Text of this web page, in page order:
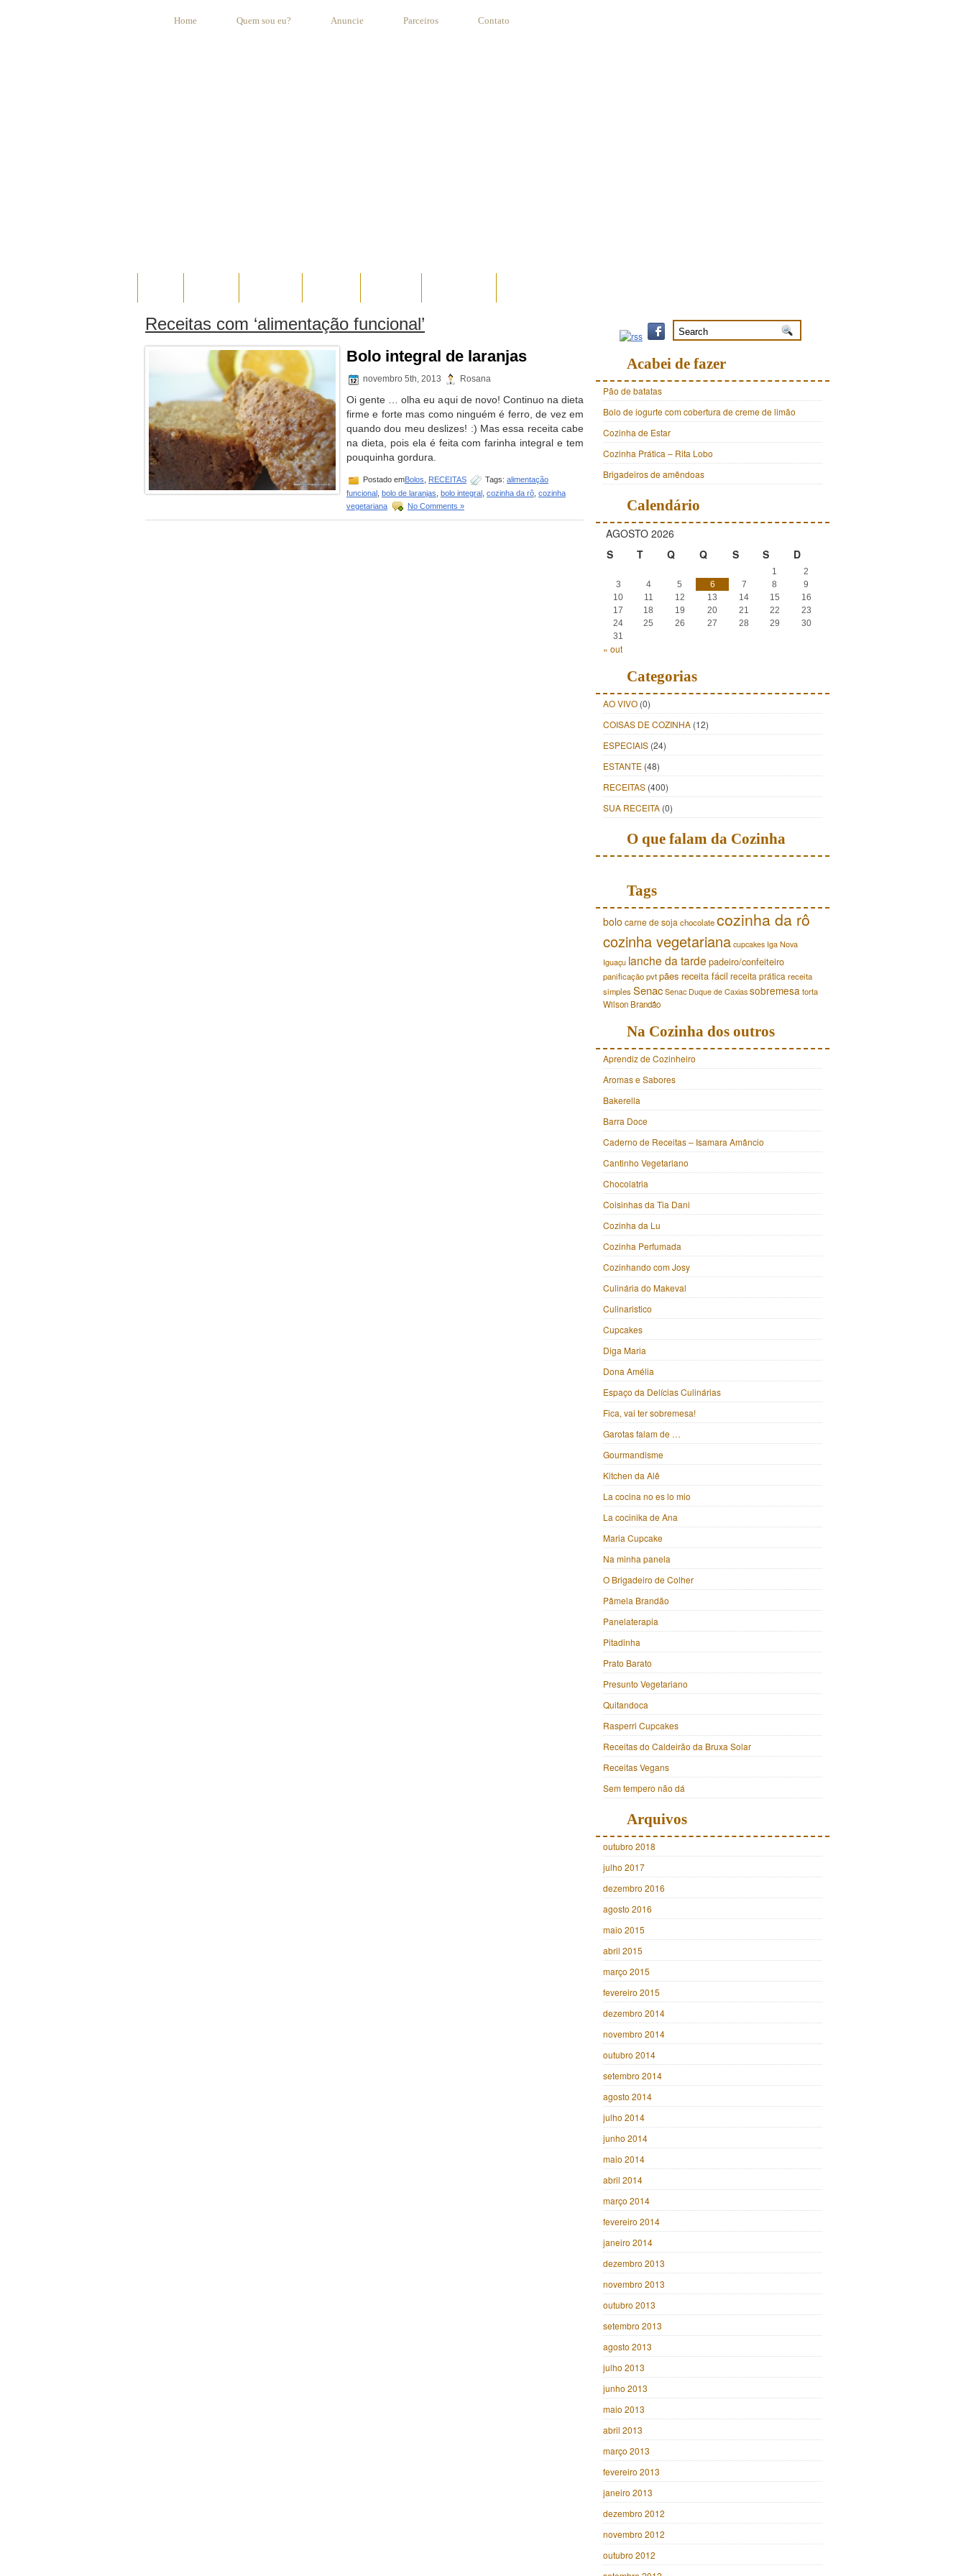
Home Quem sou eu? Anuncie Parceiros Contato
Receitas com ‘alimentação funcional’
Bolo integral de laranjas
novembro 5th, 2013 Rosana
Oi gente … olha eu aqui de novo! Continuo na dieta
firme e forte mas como ninguém é ferro, de vez em
quando dou meu deslizes! :) Mas essa receita cabe
na dieta, pois ela é feita com farinha integral e tem
pouquinha gordura.
Postado emBolos RECEITAS Tags: alimentação
funcional bolo de laranjas bolo integral cozinha da rô cozinha
vegetariana
No Comments »
Acabei de fazer
Pão de batatas
Bolo de iogurte com cobertura de creme de limão
Cozinha de Estar
Cozinha Prática – Rita Lobo
Brigadeiros de amêndoas
Calendário
AGOSTO 2026
S
T Q Q S S D
1
2
3
4 5 6 7 8
9
10
11 12 13 14 15
16
17
18 19 20 21 22
23
24
25 26 27 28 29
30
31
« out
Categorias
AO VIVO (0)
COISAS DE COZINHA (12)
ESPECIAIS (24)
ESTANTE (48)
RECEITAS (400)
SUA RECEITA (0)
O que falam da Cozinha
Tags
bolo carne de soja chocolatecozinha da rô
cozinha vegetariana cupcakes Iga Nova
Iguaçu lanche da tarde padeiro/confeiteiro
panificaçãopvtpães receita fácil receita prática receita
simplesSenac Senac Duque de Caxias sobremesatorta
Wilson Brandão
Na Cozinha dos outros
Aprendiz de Cozinheiro
Aromas e Sabores
Bakerella
Barra Doce
Caderno de Receitas – Isamara Amâncio
Cantinho Vegetariano
Chocolatria
Coisinhas da Tia Dani
Cozinha da Lu
Cozinha Perfumada
Cozinhando com Josy
Culinária do Makeval
Culinaristico
Cupcakes
Diga Maria
Dona Amélia
Espaço da Delícias Culinárias
Fica, vai ter sobremesa!
Garotas falam de …
Gourmandisme
Kitchen da Alê
La cocina no es lo mio
La cocinika de Ana
Maria Cupcake
Na minha panela
O Brigadeiro de Colher
Pâmela Brandão
Panelaterapia
Pitadinha
Prato Barato
Presunto Vegetariano
Quitandoca
Rasperri Cupcakes
Receitas do Caldeirão da Bruxa Solar
Receitas Vegans
Sem tempero não dá
Arquivos
outubro 2018
julho 2017
dezembro 2016
agosto 2016
maio 2015
abril 2015
março 2015
fevereiro 2015
dezembro 2014
novembro 2014
outubro 2014
setembro 2014
agosto 2014
julho 2014
junho 2014
maio 2014
abril 2014
março 2014
fevereiro 2014
janeiro 2014
dezembro 2013
novembro 2013
outubro 2013
setembro 2013
agosto 2013
julho 2013
junho 2013
maio 2013
abril 2013
março 2013
fevereiro 2013
janeiro 2013
dezembro 2012
novembro 2012
outubro 2012